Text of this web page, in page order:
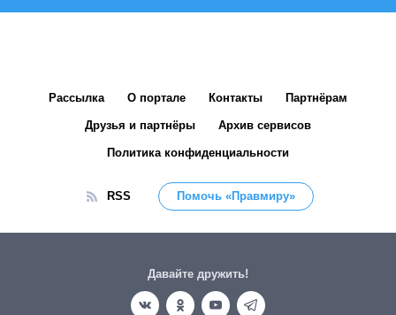
Рассылка О портале Контакты Партнёрам
Друзья и партнёры Архив сервисов
Политика конфиденциальности
RSS Помочь «Правмиру»
Давайте дружить!